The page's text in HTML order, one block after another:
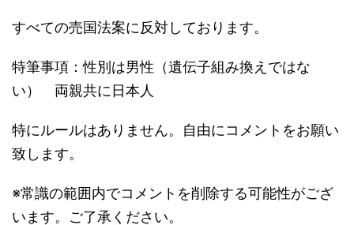
すべての売国法案に反対しております。
特筆事項：性別は男性（遺伝子組み換えではな
い） 両親共に日本人
特にルールはありません。自由にコメントをお願い
致します。
※常識の範囲内でコメントを削除する可能性がござ
います。ご了承ください。